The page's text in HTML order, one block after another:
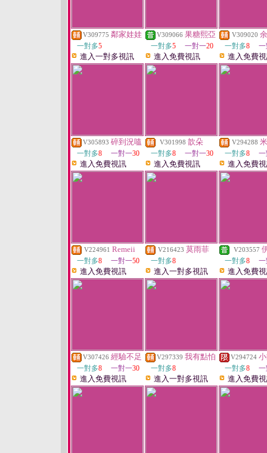
V309775 鄰家娃娃
一對多5
進入一對多視訊
V309066 果糖熙亞
一對多5 一對一20
進入免費視訊
V309020
一對多8
進入免費
V305893 碎到況嗑
一對多8 一對一30
進入免費視訊
V301998 歆朵
一對多8 一對一30
進入免費視訊
V294288
一對多8
進入免費
V224961 Remeii
一對多8 一對一50
進入免費視訊
V216423 莫雨菲
一對多8
進入一對多視訊
V203557
一對多8
進入免費
V307426 經驗不足
一對多8 一對一30
進入免費視訊
V297339 我有點怕
一對多8
進入一對多視訊
V294724
一對多8
進入免費